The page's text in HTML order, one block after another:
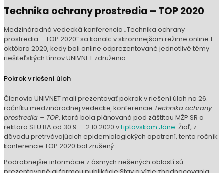
Technika ochrany prostredia – TOP 2020
Medzinárodná vedecká konferencia „Technika ochrany
prostredia – TOP 2020“ sa konala v skromnejšom režime online 1.
októbra 2020, kedy boli online odprezentované jednotlivé témy
riešiteľských tímov UNIVNET združenia.
Pokrok v riešení úloh
Členovia UNIVNET mali prezentovať pokrok v riešení úloh na 26.
ročníku medzinárodnej vedeckej konferencie Technika ochrany
prostredia – TOP, ktorá bola plánovaná pod záštitou MŽP SR a
rektora STU BA od 30.9. – 2.10.2020 vLiptovskom Jáne. Žiaľ, z
dôvodu pretrvávajúcich epidemiologických opatrení, tento ročník
konferencie TOP 2020 bol zrušený.
Podrobnejšie informácie z ôsmych riešených oblastí sú
prezentované aj formou publikácie Stav a vízie zhodnocovania